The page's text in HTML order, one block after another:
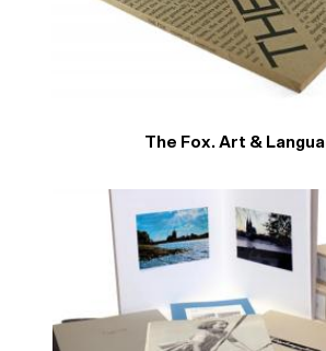
The Fox. Art &